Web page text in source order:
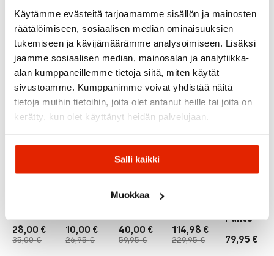
Käytämme evästeitä tarjoamamme sisällön ja mainosten
räätälöimiseen, sosiaalisen median ominaisuuksien
tukemiseen ja kävijämäärämme analysoimiseen. Lisäksi
jaamme sosiaalisen median, mainosalan ja analytiikka-
alan kumppaneillemme tietoja siitä, miten käytät
sivustoamme. Kumppanimme voivat yhdistää näitä
tietoja muihin tietoihin, joita olet antanut heille tai joita on
kerätty, kun olet käyttänyt heidän palvelujaan.
Salli kaikki
Muokkaa
Recommended for you
35,00€
Original
28,00 €
Current
26,95€
Original
10,00 €
Current
Reima
SALE
59,95€
Original
40,00 €
Current
Lento
Kid's
SALE
229,95€
Original
114,98 €
Current
79,95 €
Pants